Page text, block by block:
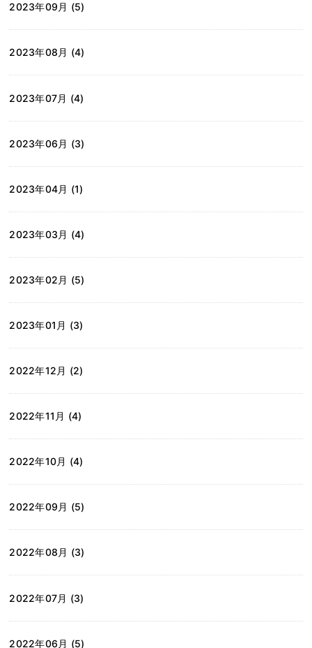
2023年09月 (5)
2023年08月 (4)
2023年07月 (4)
2023年06月 (3)
2023年04月 (1)
2023年03月 (4)
2023年02月 (5)
2023年01月 (3)
2022年12月 (2)
2022年11月 (4)
2022年10月 (4)
2022年09月 (5)
2022年08月 (3)
2022年07月 (3)
2022年06月 (5)